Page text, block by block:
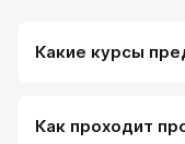
Какие курсы
Как проходит